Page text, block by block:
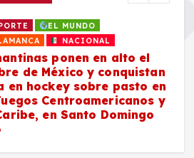
EL MUNDO
NACIONAL
ponen en alto el
de México y conquistan
en hockey sobre pasto en
Centroamericanos y
en Santo Domingo